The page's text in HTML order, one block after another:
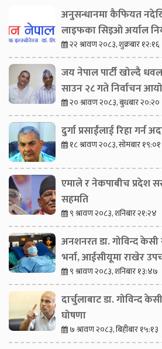
अनुसन्धानमा कैफियत
लाइफका सिइओ अर्याल
२२ श्रावण २०८३, शुक्रबार १२:१६
जय नेपाल पार्टी खोल्दै धवल
साउन २८ गते निर्वाचन
२० श्रावण २०८३, बुधबार २०:२०
दुर्गा प्रसाईंलाई रिहा
१८ श्रावण २०८३, सोमबार १९:०१
एमाले र नेकपाबीच प्रदेश
सहमति
९ श्रावण २०८३, शनिबार २१:२४
अनशनरत डा. गोविन्द
भर्ना, आईसीयूमा राखेर
९ श्रावण २०८३, शनिबार १३:४७
दार्चुलाबाट डा. गोविन्द
घोषणा
७ श्रावण २०८३, बिहीबार १५:१३